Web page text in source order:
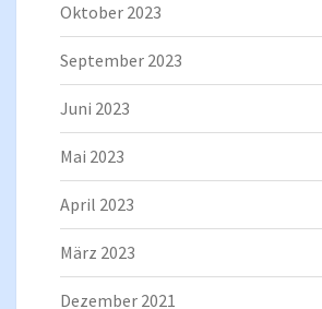
Oktober 2023
September 2023
Juni 2023
Mai 2023
April 2023
März 2023
Dezember 2021